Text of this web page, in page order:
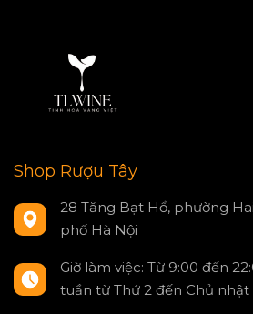
Shop Rượu Tây
28 Tăng Bạt Hổ, phường
phố Hà Nội
Giờ làm việc: Từ 9:00 đến
tuần từ Thứ 2 đến Chủ nhật